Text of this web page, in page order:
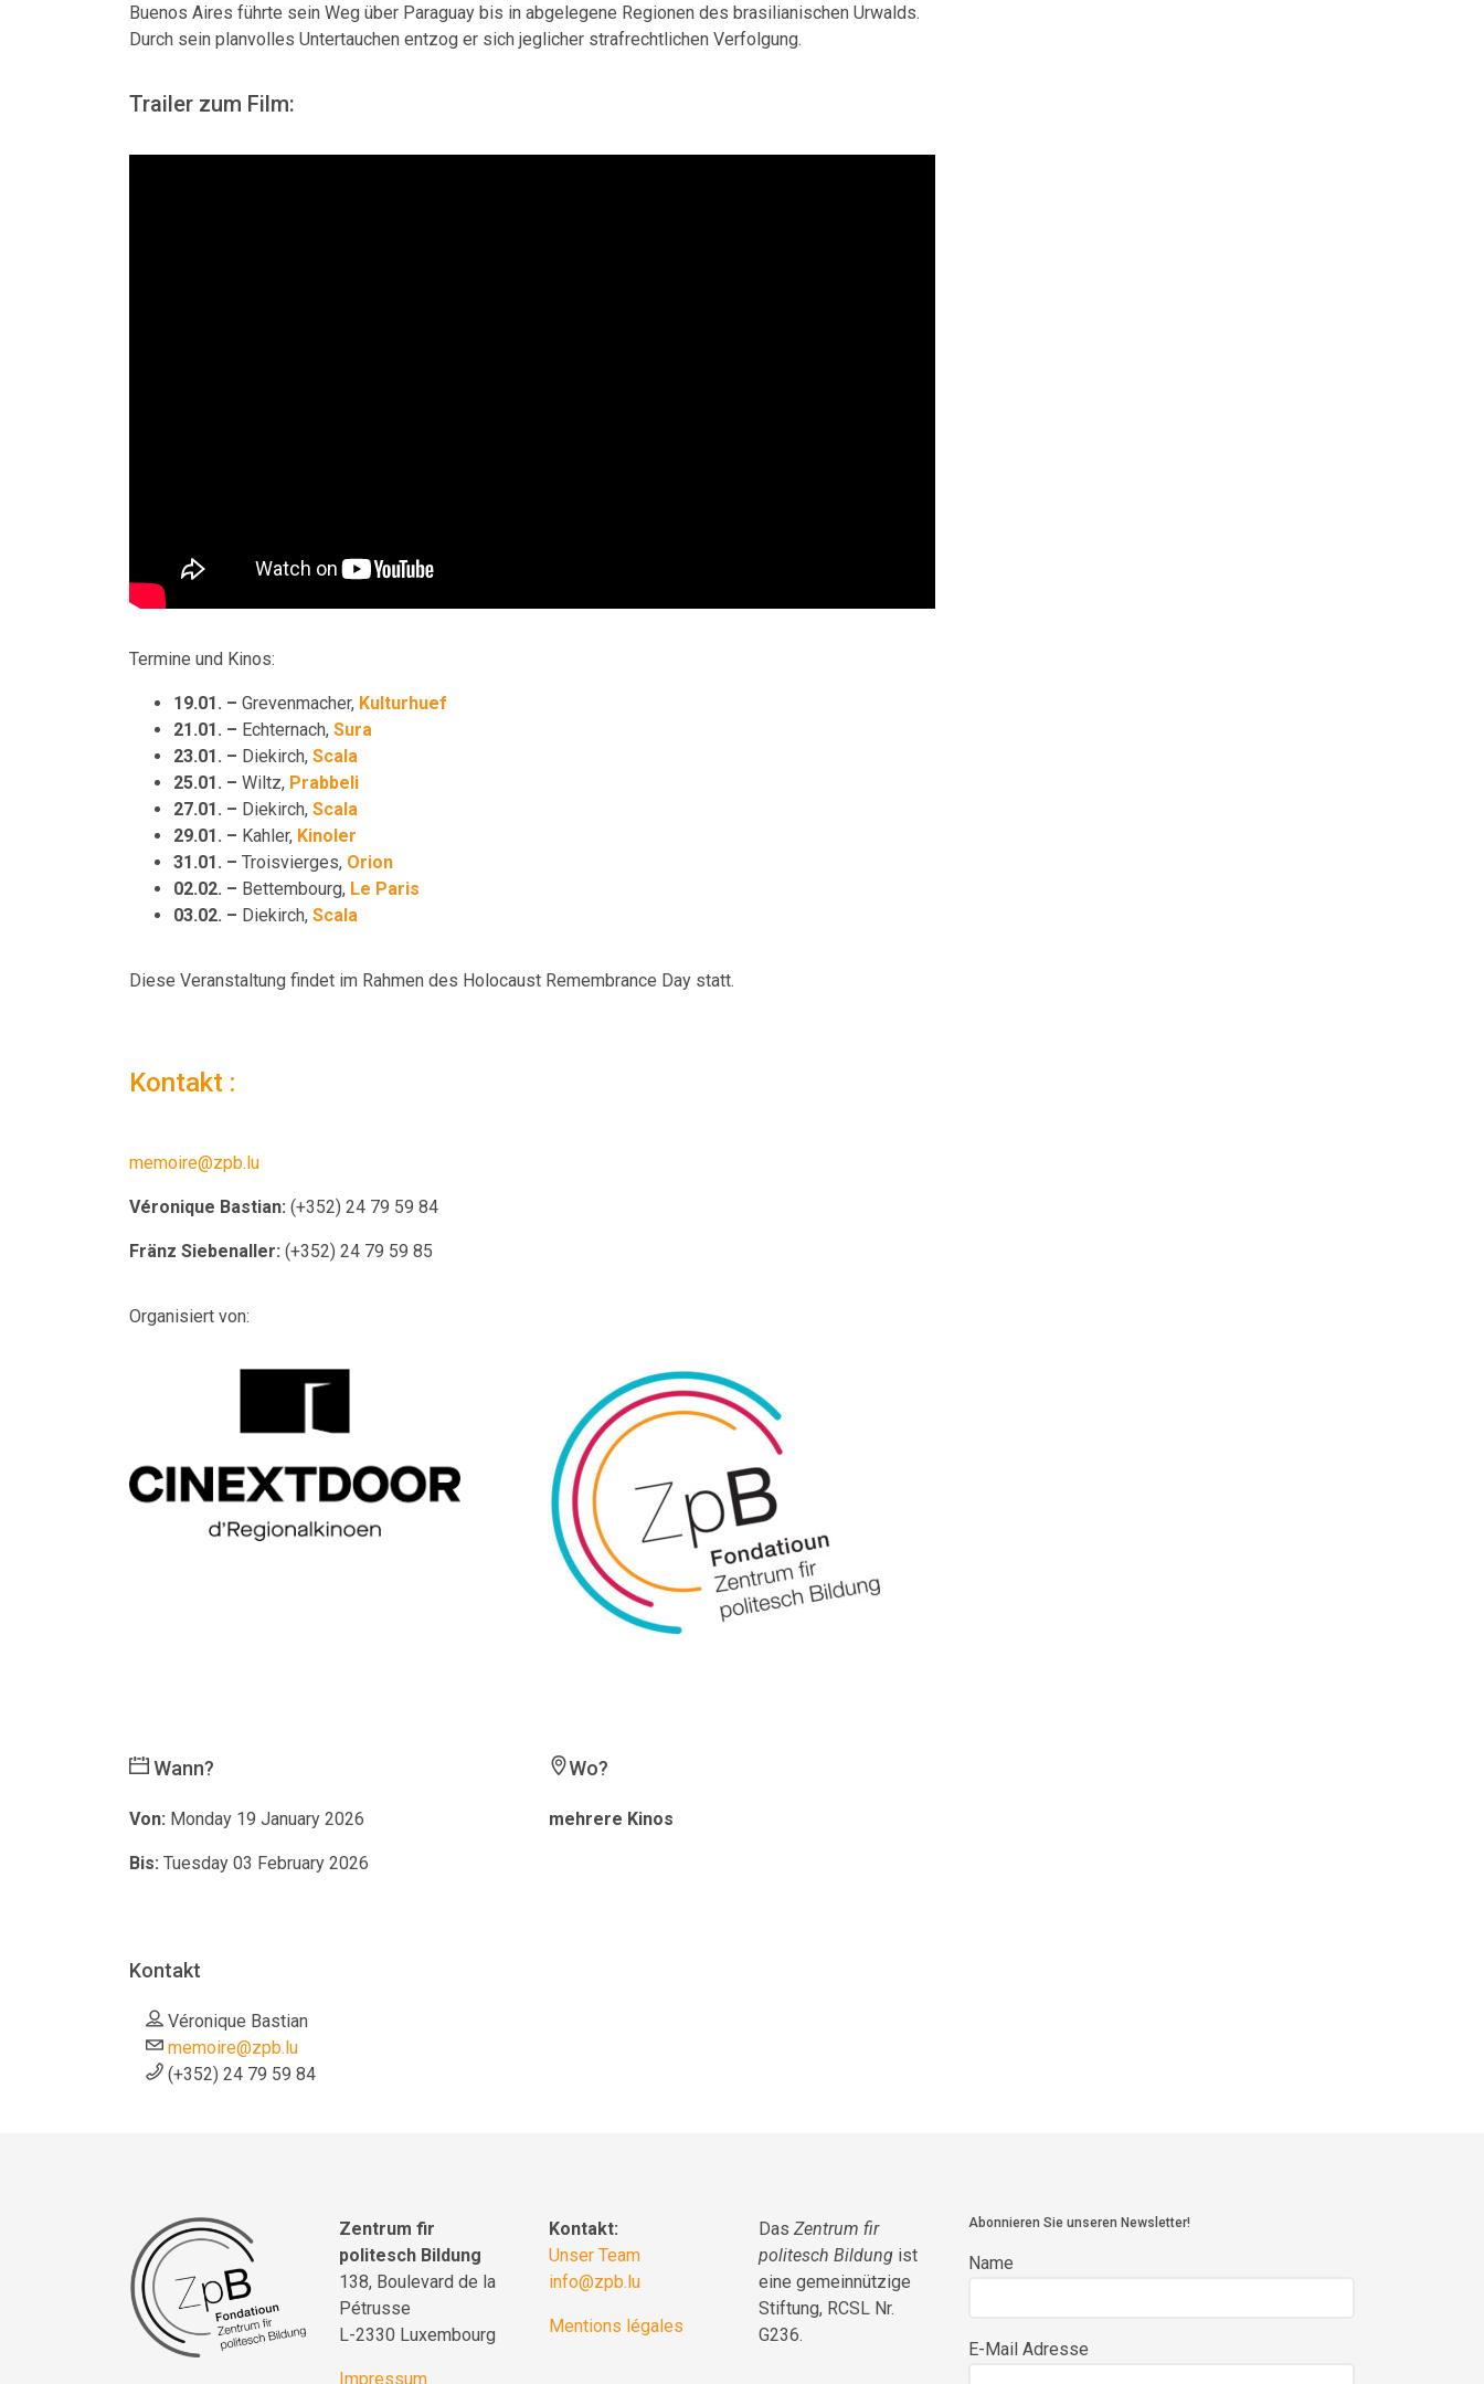
Buenos Aires führte sein Weg über Paraguay bis in abgelegene Regionen des brasilianischen Urwalds.
Durch sein planvolles Untertauchen entzog er sich jeglicher strafrechtlichen Verfolgung.
Trailer zum Film:
Termine und Kinos:
19.01. – Grevenmacher, Kulturhuef
21.01. – Echternach, Sura
23.01. – Diekirch, Scala
25.01. – Wiltz, Prabbeli
27.01. – Diekirch, Scala
29.01. – Kahler, Kinoler
31.01. – Troisvierges, Orion
02.02. – Bettembourg, Le Paris
03.02. – Diekirch, Scala
Diese Veranstaltung findet im Rahmen des Holocaust Remembrance Day statt.
Kontakt :
memoire@zpb.lu
Véronique Bastian: (+352) 24 79 59 84
Fränz Siebenaller: (+352) 24 79 59 85
Organisiert von:
Wann?
Von: Monday 19 January 2026
Bis: Tuesday 03 February 2026
Kontakt
Véronique Bastian
memoire@zpb.lu
(+352) 24 79 59 84
Wo?
mehrere Kinos
Zentrum fir
politesch Bildung
138, Boulevard de la
Pétrusse
L-2330 Luxembourg
Impressum
Kontakt:
Unser Team
info@zpb.lu
Mentions légales
Das Zentrum fir
politesch Bildung ist
eine gemeinnützige
Stiftung, RCSL Nr.
G236.
Abonnieren Sie unseren Newsletter!
Name
E-Mail Adresse